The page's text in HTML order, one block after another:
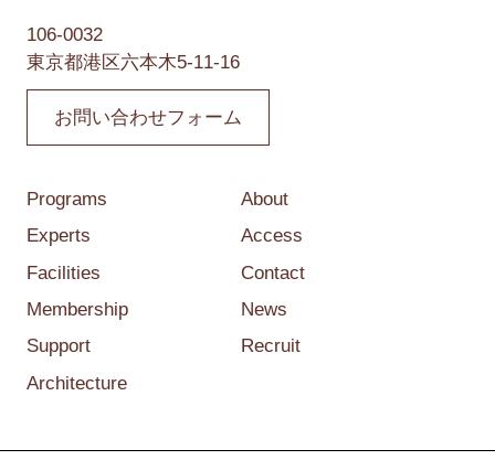
106-0032
東京都港区六本木5-11-16
お問い合わせフォーム
Programs
Experts
Facilities
Membership
Support
Architecture
About
Access
Contact
News
Recruit